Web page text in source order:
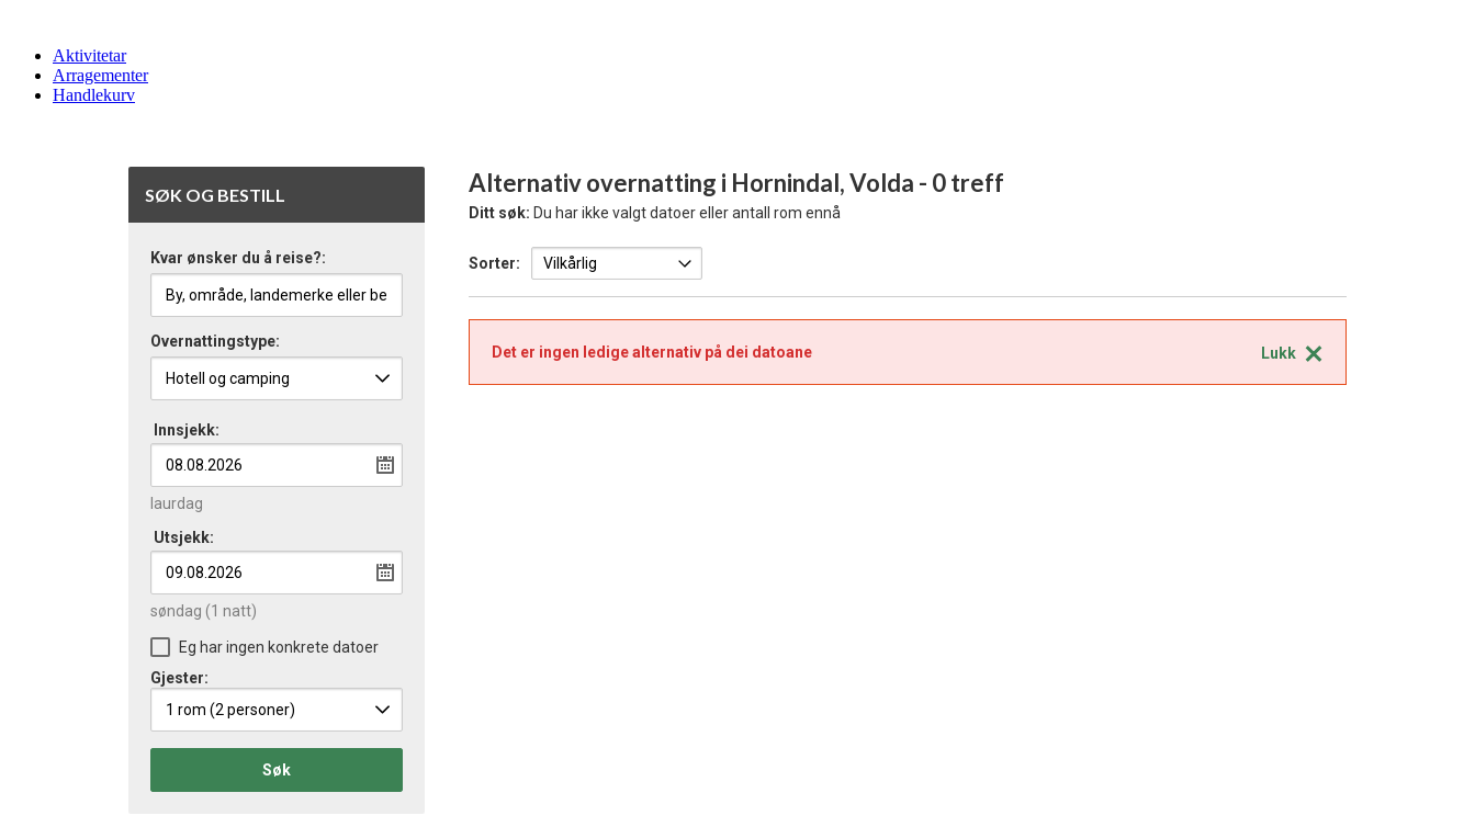
Aktivitetar
Arragementer
Handlekurv
Alternativ overnatting i Hornindal, Volda - 0 treff
Ditt søk: Du har ikke valgt datoer eller antall rom ennå
Sorter:
Lukk
Det er ingen ledige alternativ på dei datoane
SØK OG BESTILL
Kvar ønsker du å reise?:
Overnattingstype:
Innsjekk:
laurdag
Utsjekk:
søndag (1 natt)
Eg har ingen konkrete datoer
Gjester:
1 rom (2 personer)
Søk